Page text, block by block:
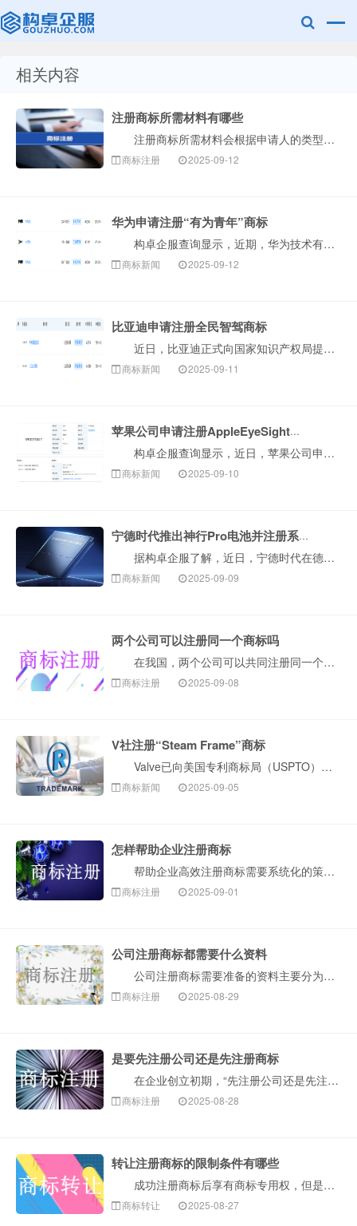
产网
相关内容
注册商标所需材料有哪些
注册商标所需材料会根据申请人的类型（公司或个人）有所不同。以下是构卓企服整理的详细清单和说明，您可以对照准备。 一、核心必备材料 1.商标图样···
商标注册 2025-09-12
华为申请注册“有为青年”商标
构卓企服查询显示，近期，华为技术有限公司申请注册3枚“有为青年”商标，国际分类为科学仪器、广告销售，当前商标状态均为等待实质审查。此举表明华为正进···
商标新闻 2025-09-12
比亚迪申请注册全民智驾商标
近日，比亚迪正式向国家知识产权局提交了“全民智驾”商标的注册申请。该商标申请信息已在国家知识产权局官网公示，申请类别为第9类，涵盖电子产品、计算机···
商标新闻 2025-09-11
苹果公司申请注册AppleEyeSight商标
构卓企服查询显示，近日，苹果公司申请注册一枚“APPLE EYESIGHT”商标，国际分类为科学仪器，当前商标状态为等待实质审查。 公开信息显示···
商标新闻 2025-09-10
宁德时代推出神行Pro电池并注册系列商标
据构卓企服了解，近日，宁德时代在德国慕尼黑车展发布NP3.0电池安全技术平台，并推出首款磷酸铁锂动力电池‘神行Pro’。查询显示，宁德时代已申请注···
商标新闻 2025-09-09
两个公司可以注册同一个商标吗
在我国，两个公司可以共同注册同一个商标。根据我国商标法第五条规定：“两个以上的自然人、法人或者其他组织可以共同向商标局申请注册同一商标，共同享有和···
商标注册 2025-09-08
V社注册“Steam Frame”商标
Valve已向美国专利商标局（USPTO）申请注册名为“Steam Frame”的商标，目前处于待审核状态。 Valve为“Steam Fram···
商标新闻 2025-09-05
怎样帮助企业注册商标
帮助企业高效注册商标需要系统化的策略和专业操作，以下是构卓企服分步骤的实操指南及关键风险控制要点： 一、前期战略规划（核心！） 1.品牌资产梳···
商标注册 2025-09-01
公司注册商标都需要什么资料
公司注册商标需要准备的资料主要分为主体资格证明文件和商标申请文件两大类。以下是构卓企服介绍详细清单和说明，适用于我国大陆境内通过国家知识产权局商标···
商标注册 2025-08-29
是要先注册公司还是先注册商标
在企业创立初期，“先注册公司还是先注册商标”需根据品牌战略、行业特性及法律风险综合判断。以下是构卓企服介绍的关键决策因素与操作建议： 一、核心原···
商标注册 2025-08-28
转让注册商标的限制条件有哪些
成功注册商标后享有商标专用权，但是注册商标的转让并非随心所欲，需要遵守我国商标法及相关法律法规的规定。以下是构卓企服介绍转让注册商标的主要限制条件···
商标转让 2025-08-27